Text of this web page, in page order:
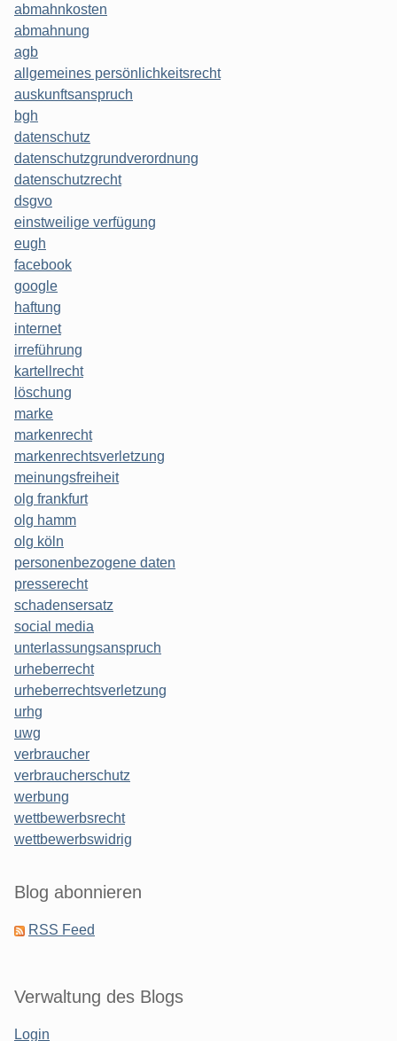
abmahnkosten
abmahnung
agb
allgemeines persönlichkeitsrecht
auskunftsanspruch
bgh
datenschutz
datenschutzgrundverordnung
datenschutzrecht
dsgvo
einstweilige verfügung
eugh
facebook
google
haftung
internet
irreführung
kartellrecht
löschung
marke
markenrecht
markenrechtsverletzung
meinungsfreiheit
olg frankfurt
olg hamm
olg köln
personenbezogene daten
presserecht
schadensersatz
social media
unterlassungsanspruch
urheberrecht
urheberrechtsverletzung
urhg
uwg
verbraucher
verbraucherschutz
werbung
wettbewerbsrecht
wettbewerbswidrig
Blog abonnieren
RSS Feed
Verwaltung des Blogs
Login